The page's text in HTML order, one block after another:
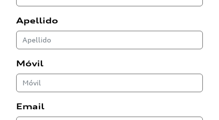
Apellido
Móvil
Email